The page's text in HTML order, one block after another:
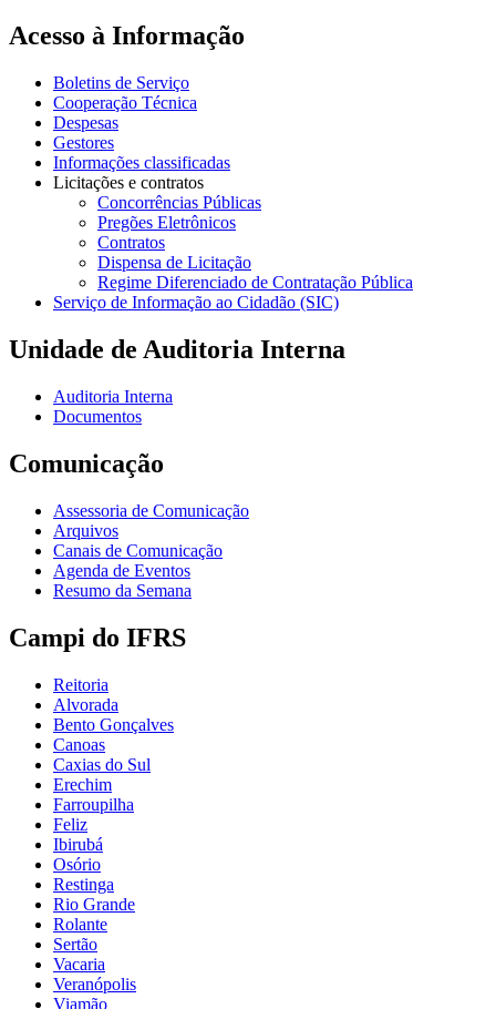
Acesso à Informação
Boletins de Serviço
Cooperação Técnica
Despesas
Gestores
Informações classificadas
Licitações e contratos
Concorrências Públicas
Pregões Eletrônicos
Contratos
Dispensa de Licitação
Regime Diferenciado de Contratação Pública
Serviço de Informação ao Cidadão (SIC)
Unidade de Auditoria Interna
Auditoria Interna
Documentos
Comunicação
Assessoria de Comunicação
Arquivos
Canais de Comunicação
Agenda de Eventos
Resumo da Semana
Campi do IFRS
Reitoria
Alvorada
Bento Gonçalves
Canoas
Caxias do Sul
Erechim
Farroupilha
Feliz
Ibirubá
Osório
Restinga
Rio Grande
Rolante
Sertão
Vacaria
Veranópolis
Viamão